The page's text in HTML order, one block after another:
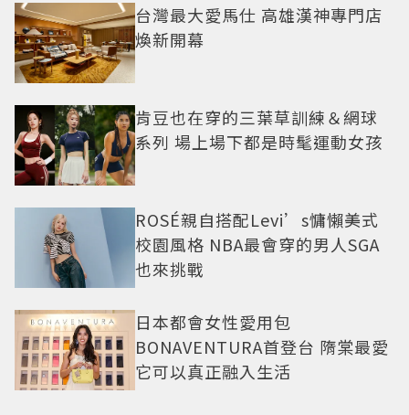
台灣最大愛馬仕 高雄漢神專門店
煥新開幕
肯豆也在穿的三葉草訓練＆網球
系列 場上場下都是時髦運動女孩
ROSÉ親自搭配Levi’s慵懶美式
校園風格 NBA最會穿的男人SGA
也來挑戰
日本都會女性愛用包
BONAVENTURA首登台 隋棠最愛
它可以真正融入生活